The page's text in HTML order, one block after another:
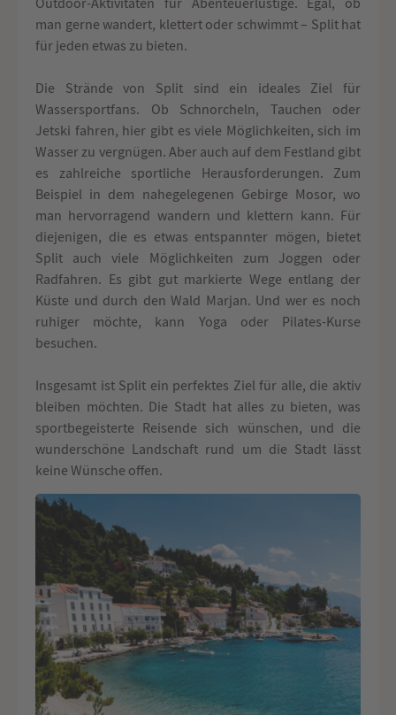
man gerne wandert, klettert oder schwimmt – Split hat
für jeden etwas zu bieten.
Die Strände von Split sind ein ideales Ziel für
Wassersportfans. Ob Schnorcheln, Tauchen oder
Jetski fahren, hier gibt es viele Möglichkeiten, sich im
Wasser zu vergnügen. Aber auch auf dem Festland gibt
es zahlreiche sportliche Herausforderungen. Zum
Beispiel in dem nahegelegenen Gebirge Mosor, wo
man hervorragend wandern und klettern kann. Für
diejenigen, die es etwas entspannter mögen, bietet
Split auch viele Möglichkeiten zum Joggen oder
Radfahren. Es gibt gut markierte Wege entlang der
Küste und durch den Wald Marjan. Und wer es noch
ruhiger möchte, kann Yoga oder Pilates-Kurse
besuchen.
Insgesamt ist Split ein perfektes Ziel für alle, die aktiv
bleiben möchten. Die Stadt hat alles zu bieten, was
sportbegeisterte Reisende sich wünschen, und die
wunderschöne Landschaft rund um die Stadt lässt
keine Wünsche offen.